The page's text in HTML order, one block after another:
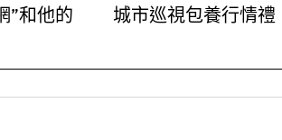
”和他的
城市巡視包養行情